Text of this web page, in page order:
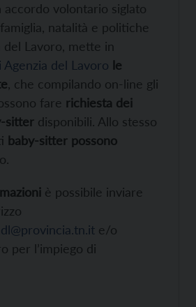
accordo volontario siglato
natalità e politiche
del Lavoro, mette in
Agenzia del Lavoro le
, che compilando on-line gli
fare richiesta dei
sitter disponibili. Allo stesso
baby-sitter possono
è possibile inviare
e/o
per l’impiego di